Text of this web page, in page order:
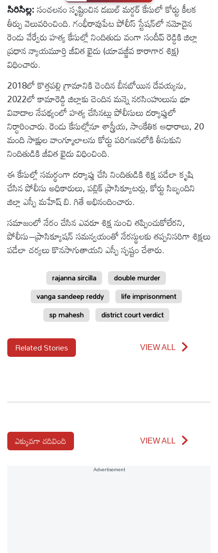
టెక్నాలజీ
స్పెషల్స్
ఉద్యోగాలు
లైవ్
టీవి
వ్యవసాయం
ఓటీటీ
వీడియోలు
ఆటోమొబైల్
ఆధ్యాత్మికం
బ్రాండ్
ప్రెస్
సిరిసిల్ల: సంచలనం సృష్టించిన డబుల్ మర్డర్ కేసులో కోర్టు కీలక
తీర్పు వెలువరించింది. గంభీరావుపేట పోలీస్ స్టేషన్‌లో నమోదైన
రెండు వేర్వేరు హత్య కేసుల్లో నిందితుడు వంగా సందీప్ రెడ్డికి జిల్లా
ప్రధాన న్యాయమూర్తి జీవిత ఖైదు (యావజ్జీవ కారాగార శిక్ష)
విధించారు.
2018లో కొత్తపల్లి గ్రామానికి చెందిన బీనబోయిన దేవయ్యను,
2022లో కామారెడ్డి జిల్లాకు చెందిన మన్నె నరసింహులును భూ
వివాదాల నేపథ్యంలో హత్య చేసినట్లు పోలీసులు దర్యాప్తులో
నిర్ధారించారు. రెండు కేసుల్లోనూ శాస్త్రీయ, సాంకేతిక ఆధారాలు, 20
మంది సాక్షుల వాంగ్మూలాలను కోర్టు పరిగణనలోకి తీసుకుని
నిందితుడికి జీవిత ఖైదు విధించింది.
ఈ కేసుల్లో సమర్థంగా దర్యాప్తు చేసి నిందితుడికి శిక్ష పడేలా కృషి
చేసిన పోలీసు అధికారులు, పబ్లిక్ ప్రాసిక్యూటర్లు, కోర్టు సిబ్బందిని
జిల్లా ఎస్పీ మహేష్ బి. గితే అభినందించారు.
సమాజంలో నేరం చేసిన ఎవరూ శిక్ష నుంచి తప్పించుకోలేరని,
పోలీసు–ప్రాసిక్యూషన్ సమన్వయంతో నేరస్థులకు తప్పనిసరిగా శిక్షలు
పడేలా చర్యలు కొనసాగుతాయని ఎస్పీ స్పష్టం చేశారు.
rajanna sircilla
double murder
vanga sandeep reddy
life imprisonment
sp mahesh
district court verdict
Related Stories VIEW ALL
ఎక్కువగా చదివింది VIEW ALL
Advertisement